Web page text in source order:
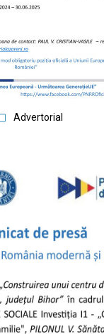
Advertorial